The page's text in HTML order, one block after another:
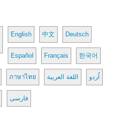
English 中文 Deutsch
Español Français 한국어
ภาษาไทย اللغة العربية اُردو
فارسی